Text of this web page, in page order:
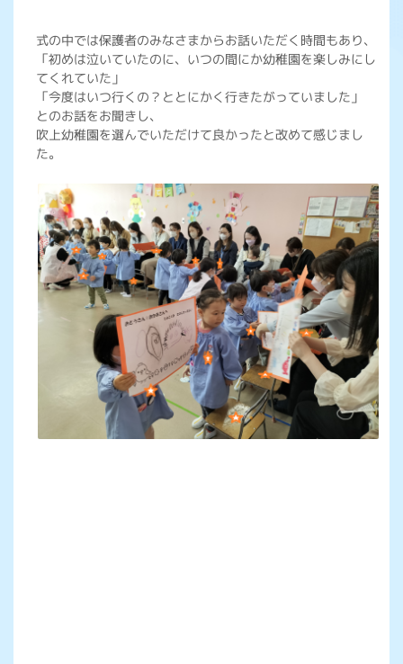
式の中では保護者のみなさまからお話いただく時間もあり、
「初めは泣いていたのに、いつの間にか幼稚園を楽しみにし
てくれていた」
「今度はいつ行くの？ととにかく行きたがっていました」
とのお話をお聞きし、
吹上幼稚園を選んでいただけて良かったと改めて感じまし
た。